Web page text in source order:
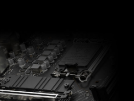
projetada para ser fácil de
placa-mãe para um alto
jogos, eficiência ou para
em overclock!